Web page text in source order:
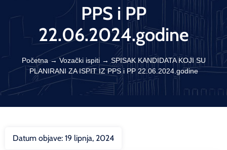
PPS i PP
22.06.2024.godine
Početna→Vozački ispiti→ SPISAK KANDIDATA KOJI SU
PLANIRANI ZA ISPIT IZ PPS i PP 22.06.2024.godine
Datum objave: 19 lipnja, 2024